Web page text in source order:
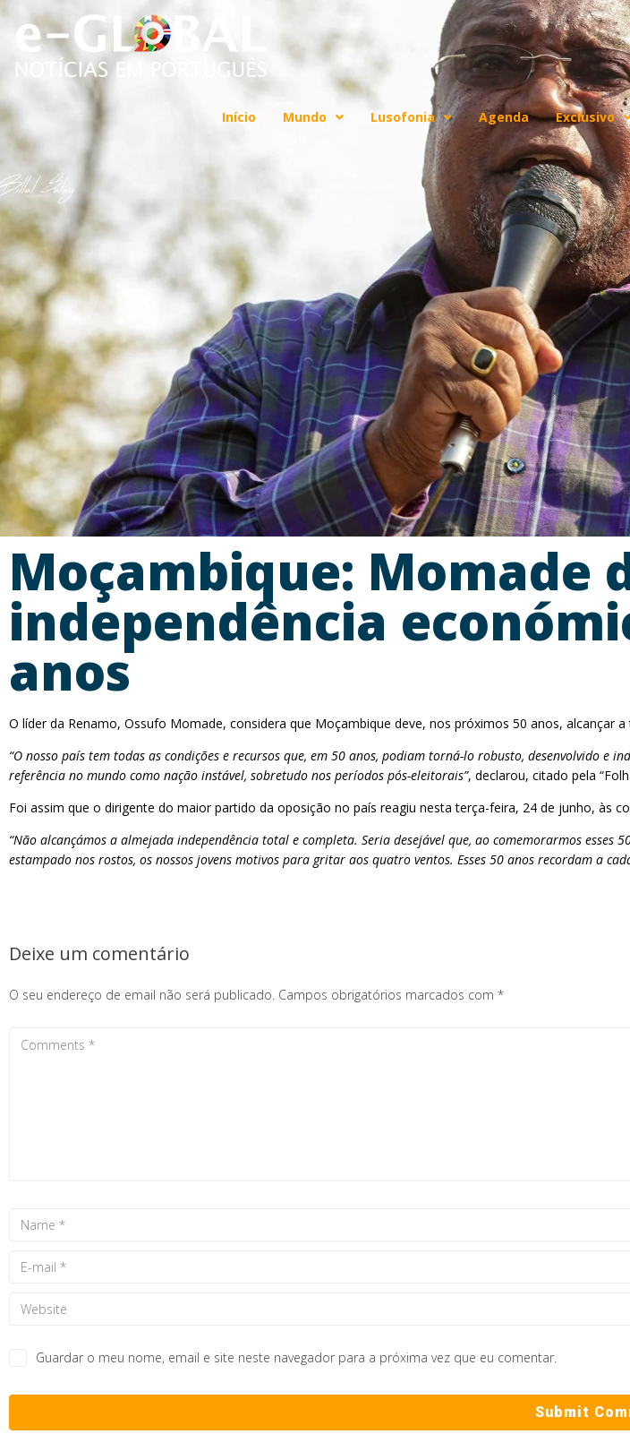
Início Mundo Lusofonia Agenda Exclusivo
Moçambique: Momade
independência
anos
O líder da Renamo, Ossufo Momade, considera que Moçambique deve, nos próximos 50 anos, alcançar
“O nosso país tem todas as condições e recursos que, em 50 anos, podiam torná-lo robusto, desenvolvido e
referência no mundo como nação instável, sobretudo nos períodos pós-eleitorais”, declarou, citado pela
Foi assim que o dirigente do maior partido da oposição no país reagiu nesta terça-feira, 24 de junho, às
“Não alcançámos a almejada independência total e completa. Seria desejável que, ao comemorarmos esses
estampado nos rostos, os nossos jovens motivos para gritar aos quatro ventos. Esses 50 anos recordam a
Deixe um comentário
O seu endereço de email não será publicado. Campos obrigatórios marcados com *
Guardar o meu nome, email e site neste navegador para a próxima vez que eu comentar.